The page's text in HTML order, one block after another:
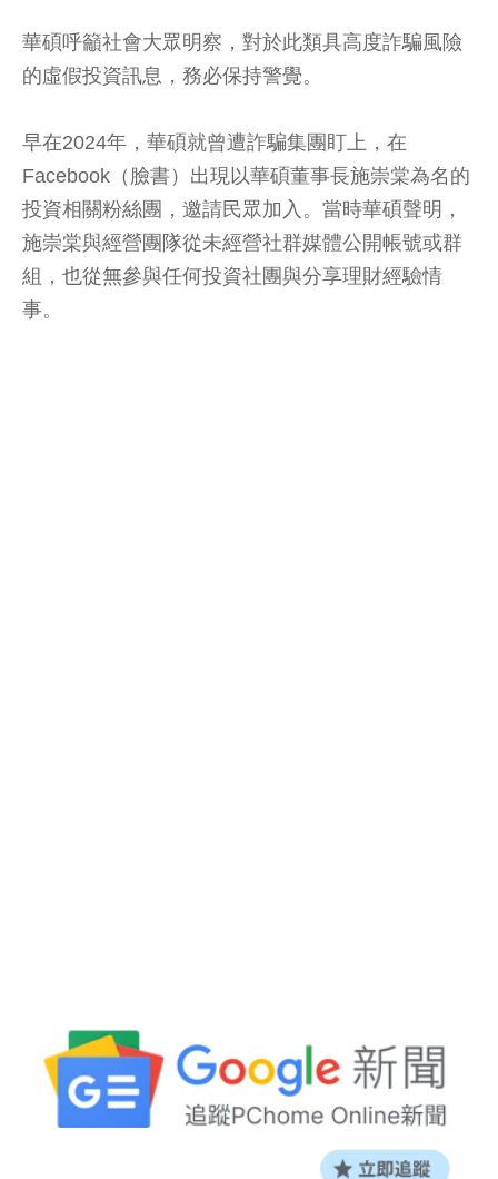
華碩呼籲社會大眾明察，對於此類具高度詐騙風險
的虛假投資訊息，務必保持警覺。
早在2024年，華碩就曾遭詐騙集團盯上，在
Facebook（臉書）出現以華碩董事長施崇棠為名的
投資相關粉絲團，邀請民眾加入。當時華碩聲明，
施崇棠與經營團隊從未經營社群媒體公開帳號或群
組，也從無參與任何投資社團與分享理財經驗情
事。